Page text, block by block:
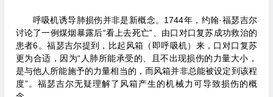
呼吸机诱导肺损伤并非是新概念。1744年，约翰·福瑟吉尔
讨论了一例煤烟暴露后“看上去死亡”、由口对口复苏成功救治的
患者6。福瑟吉尔提到，比起风箱（即呼吸机）来，口对口复苏
更为合适，因为“人肺所能承受的、且不出现损伤的力量大小，
是与他人所能施予的力量相当的，而风箱并非总能被设定到该程
度”。福瑟吉尔无疑理解了风箱产生的机械力可导致损伤的概